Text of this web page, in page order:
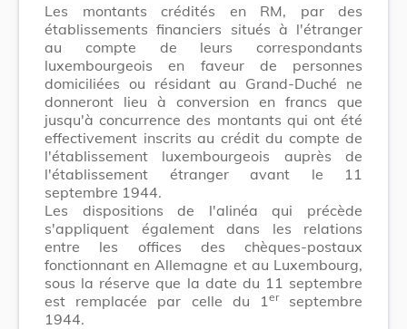
Les montants crédités en RM, par des
établissements financiers situés à l'étranger
au compte de leurs correspondants
luxembourgeois en faveur de personnes
domiciliées ou résidant au Grand-Duché ne
donneront lieu à conversion en francs que
jusqu'à concurrence des montants qui ont été
effectivement inscrits au crédit du compte de
l'établissement luxembourgeois auprès de
l'établissement étranger avant le 11
septembre 1944.
Les dispositions de l'alinéa qui précède
s'appliquent également dans les relations
entre les offices des chèques-postaux
fonctionnant en Allemagne et au Luxembourg,
sous la réserve que la date du 11 septembre
est remplacée par celle du 1 erseptembre
1944.